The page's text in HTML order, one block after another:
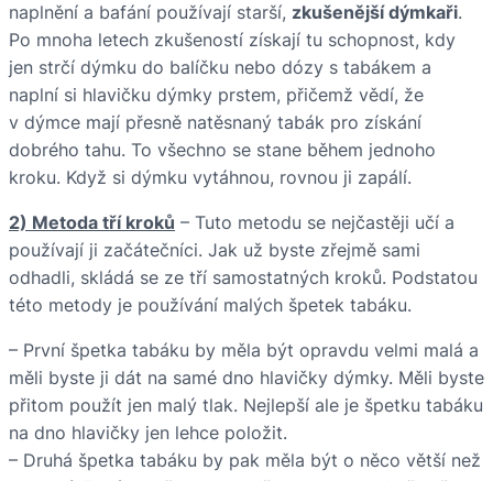
naplnění a bafání používají starší, zkušenější dýmkaři.
Po mnoha letech zkušeností získají tu schopnost, kdy
jen strčí dýmku do balíčku nebo dózy s tabákem a
naplní si hlavičku dýmky prstem, přičemž vědí, že
v dýmce mají přesně natěsnaný tabák pro získání
dobrého tahu. To všechno se stane během jednoho
kroku. Když si dýmku vytáhnou, rovnou ji zapálí.
2) Metoda tří kroků – Tuto metodu se nejčastěji učí a
používají ji začátečníci. Jak už byste zřejmě sami
odhadli, skládá se ze tří samostatných kroků. Podstatou
této metody je používání malých špetek tabáku.
– První špetka tabáku by měla být opravdu velmi malá a
měli byste ji dát na samé dno hlavičky dýmky. Měli byste
přitom použít jen malý tlak. Nejlepší ale je špetku tabáku
na dno hlavičky jen lehce položit.
– Druhá špetka tabáku by pak měla být o něco větší než